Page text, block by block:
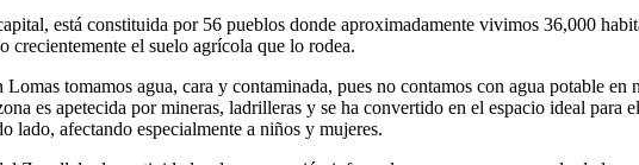
está constituida por 56 pueblos donde aproximadamente vivimos 36,000
crecientemente el suelo agrícola que lo rodea.
tomamos agua, cara y contaminada, pues no contamos con agua potable
es apetecida por mineras, ladrilleras y se ha convertido en el espacio ideal para
lado, afectando especialmente a niños y mujeres.